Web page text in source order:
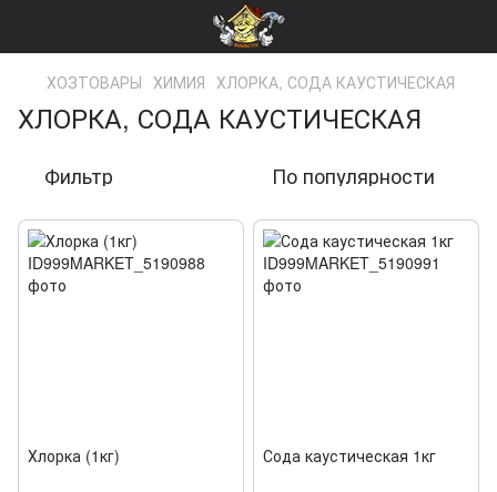
ХОЗТОВАРЫ ХИМИЯ ХЛОРКА, СОДА КАУСТИЧЕСКАЯ
ХЛОРКА, СОДА КАУСТИЧЕСКАЯ
Фильтр По популярности
Хлорка (1кг) Сода каустическая 1кг